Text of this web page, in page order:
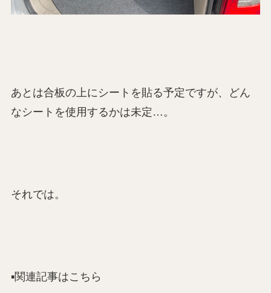
あとは合板の上にシートを貼る予定ですが、どん
なシートを使用するかは未定…。
それでは。
▪️関連記事はこちら